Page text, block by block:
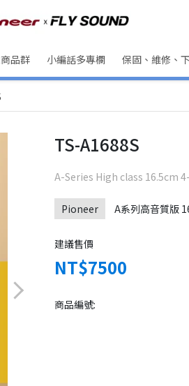
品群 小編話多專欄 保固、維修、
TS-A1688S
A-Series High class 16.5cm
Pioneer A系列高音質版
建議售價
NT$7500
商品編號: